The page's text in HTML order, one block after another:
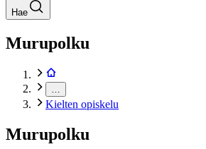
Hae
Murupolku
Kielten opiskelu
Murupolku